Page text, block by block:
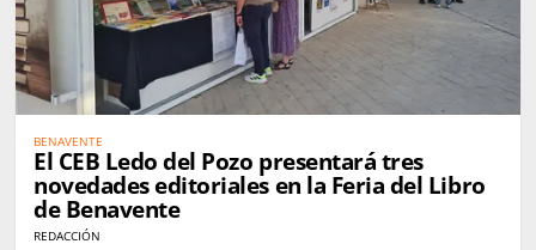
BENAVENTE
El CEB Ledo del Pozo presentará tres
novedades editoriales en la Feria del Libro
de Benavente
REDACCIÓN